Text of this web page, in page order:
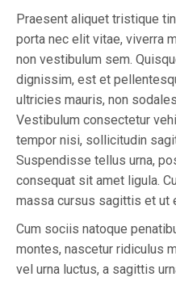
Praesent aliquet tristique
porta nec elit vitae, viverra
non vestibulum sem.
dignissim, est et
ultricies mauris, non
Vestibulum consectetur
tempor nisi, sollicitudin
Suspendisse tellus urna,
consequat sit amet ligula.
massa cursus sagittis et ut
Cum sociis natoque
montes, nascetur ridiculus
vel urna luctus, a sagittis